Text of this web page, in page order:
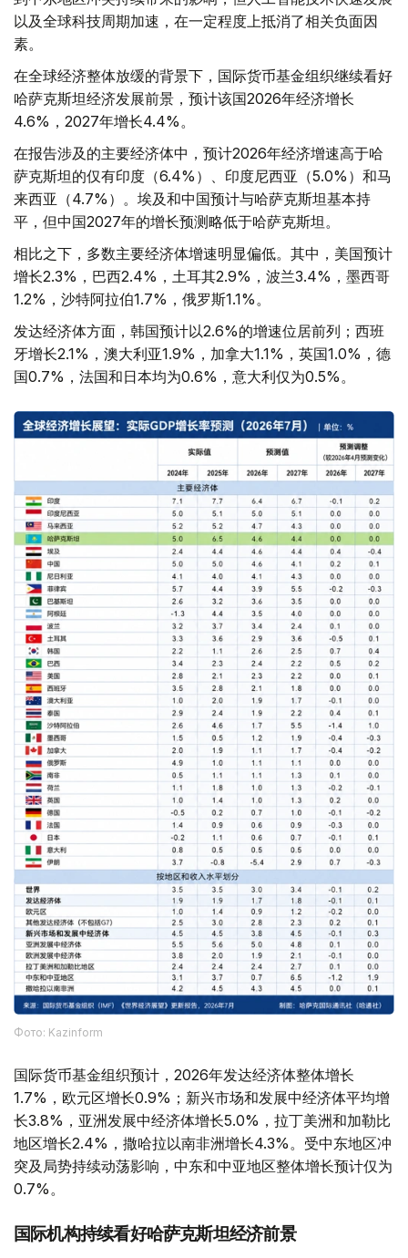
以及全球科技周期加速，在一定程度上抵消了相关负面因
素。
在全球经济整体放缓的背景下，国际货币基金组织继续看好
哈萨克斯坦经济发展前景，预计该国2026年经济增长
4.6%，2027年增长4.4%。
在报告涉及的主要经济体中，预计2026年经济增速高于哈
萨克斯坦的仅有印度（6.4%）、印度尼西亚（5.0%）和马
来西亚（4.7%）。埃及和中国预计与哈萨克斯坦基本持
平，但中国2027年的增长预测略低于哈萨克斯坦。
相比之下，多数主要经济体增速明显偏低。其中，美国预计
增长2.3%，巴西2.4%，土耳其2.9%，波兰3.4%，墨西哥
1.2%，沙特阿拉伯1.7%，俄罗斯1.1%。
发达经济体方面，韩国预计以2.6%的增速位居前列；西班
牙增长2.1%，澳大利亚1.9%，加拿大1.1%，英国1.0%，德
国0.7%，法国和日本均为0.6%，意大利仅为0.5%。
Фото: Kazinform
国际货币基金组织预计，2026年发达经济体整体增长
1.7%，欧元区增长0.9%；新兴市场和发展中经济体平均增
长3.8%，亚洲发展中经济体增长5.0%，拉丁美洲和加勒比
地区增长2.4%，撒哈拉以南非洲增长4.3%。受中东地区冲
突及局势持续动荡影响，中东和中亚地区整体增长预计仅为
0.7%。
国际机构持续看好哈萨克斯坦经济前景